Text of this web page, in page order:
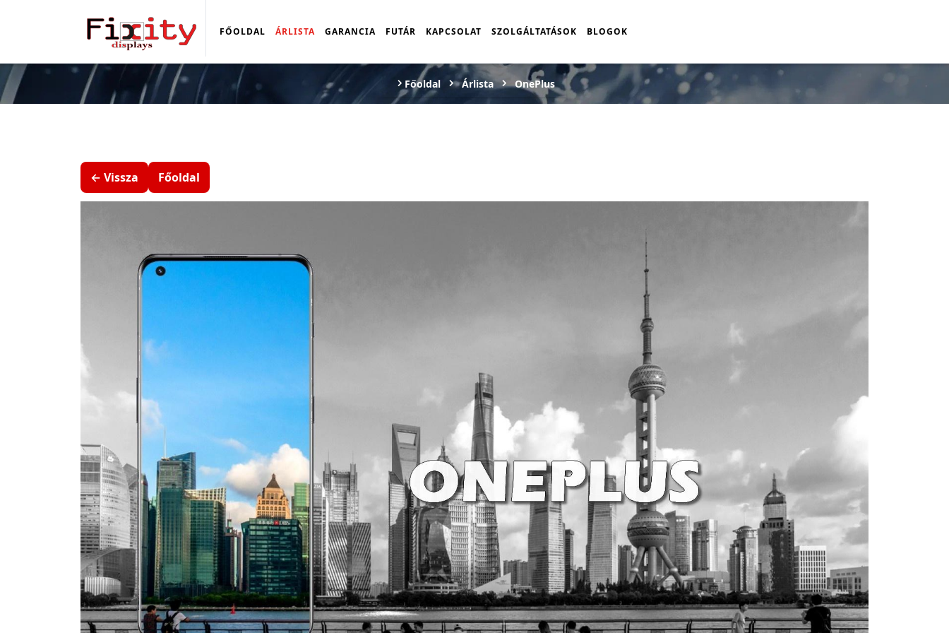
FŐOLDAL ÁRLISTA GARANCIA FUTÁR KAPCSOLAT SZOLGÁLTATÁSOK BLOGOK
Főoldal Árlista OnePlus
← Vissza Főoldal